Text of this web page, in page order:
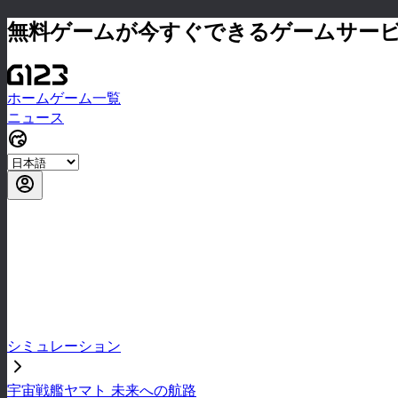
無料ゲームが今すぐできるゲームサー
ホームゲーム一覧
ニュース
シミュレーション
宇宙戦艦ヤマト 未来への航路